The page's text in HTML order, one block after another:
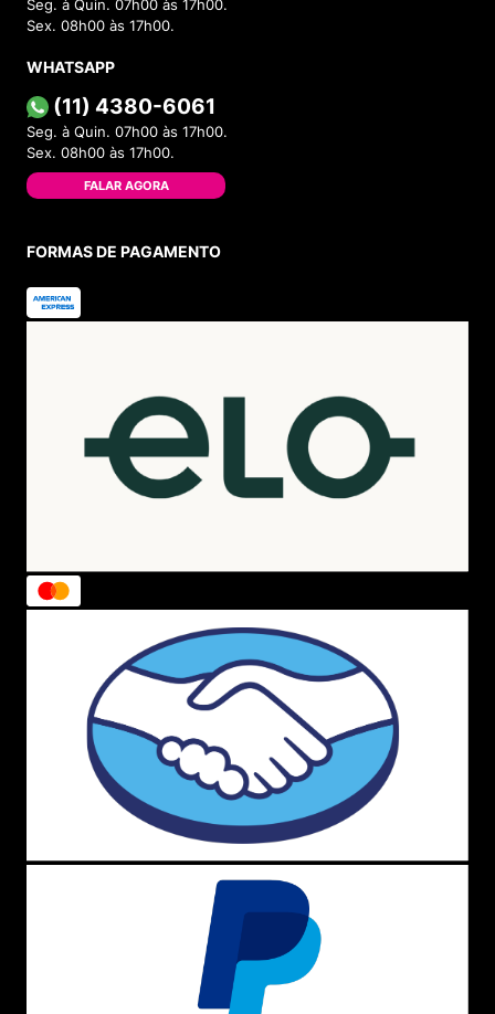
Seg. à Quin. 07h00 às 17h00.
Sex. 08h00 às 17h00.
WHATSAPP
(11) 4380-6061
Seg. à Quin. 07h00 às 17h00.
Sex. 08h00 às 17h00.
FALAR AGORA
FORMAS DE PAGAMENTO